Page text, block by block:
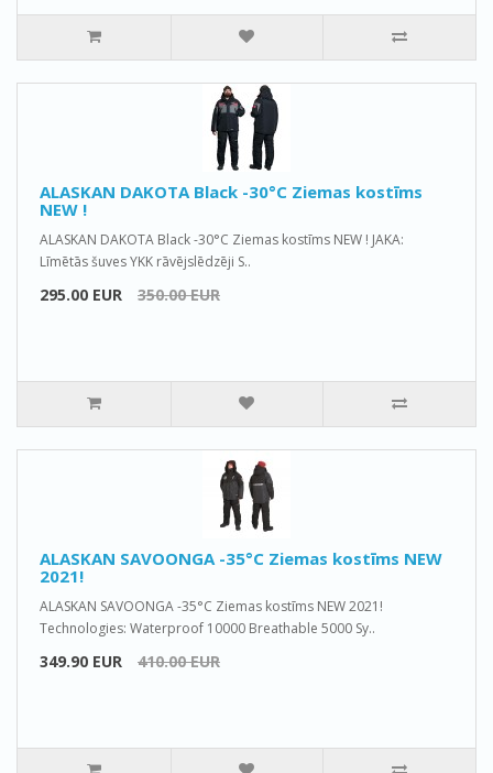
ALASKAN DAKOTA Black -30°C Ziemas kostīms
NEW !
ALASKAN DAKOTA Black -30°C Ziemas kostīms NEW ! JAKA:
Līmētās šuves YKK rāvējslēdzēji S..
295.00 EUR 350.00 EUR
ALASKAN SAVOONGA -35°C Ziemas kostīms NEW
2021!
ALASKAN SAVOONGA -35°C Ziemas kostīms NEW 2021!
Technologies: Waterproof 10000 Breathable 5000 Sy..
349.90 EUR 410.00 EUR